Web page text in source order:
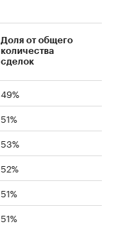
Доля от общего
количества
сделок
49%
51%
53%
52%
51%
51%